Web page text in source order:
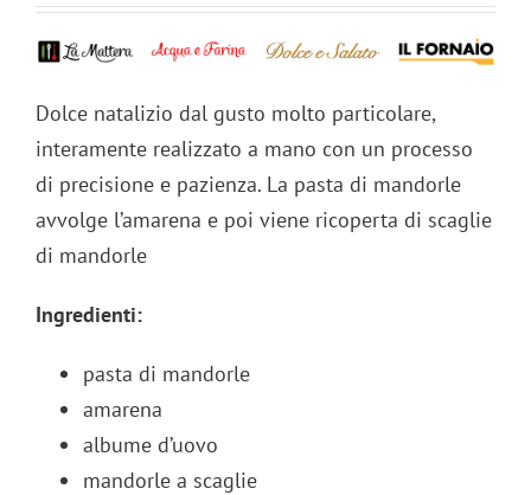
Dolce natalizio dal gusto molto particolare,
interamente realizzato a mano con un processo
di precisione e pazienza. La pasta di mandorle
avvolge l’amarena e poi viene ricoperta di scaglie
di mandorle
Ingredienti:
pasta di mandorle
amarena
albume d’uovo
mandorle a scaglie